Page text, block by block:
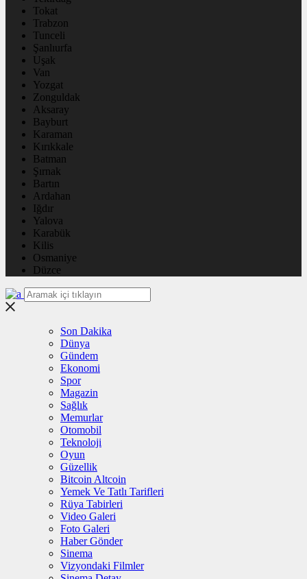
Tokat
Trabzon
Tunceli
Şanlıurfa
Uşak
Van
Yozgat
Zonguldak
Aksaray
Bayburt
Karaman
Kırıkkale
Batman
Şırnak
Bartın
Ardahan
Iğdır
Yalova
Karabük
Kilis
Osmaniye
Düzce
Son Dakika
Dünya
Gündem
Ekonomi
Spor
Magazin
Sağlık
Memurlar
Otomobil
Teknoloji
Oyun
Güzellik
Bitcoin Altcoin
Yemek Ve Tatlı Tarifleri
Rüya Tabirleri
Video Galeri
Foto Galeri
Haber Gönder
Sinema
Vizyondaki Filmler